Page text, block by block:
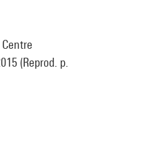
(Reprod. p.